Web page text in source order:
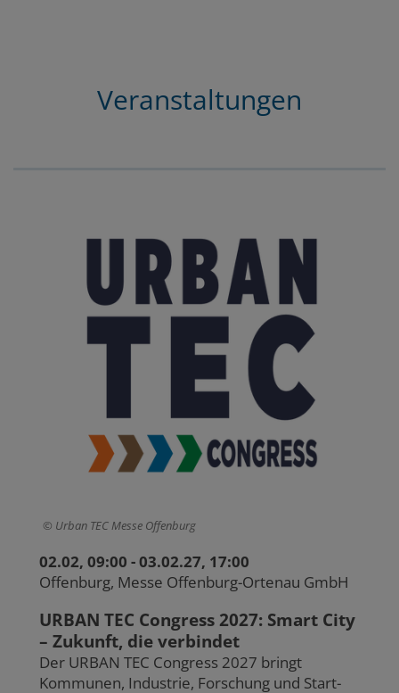
Veranstaltungen
Urban TEC Messe Offenburg
02.02, 09:00 - 03.02.27, 17:00
Offenburg, Messe Offenburg-Ortenau GmbH
URBAN TEC Congress 2027: Smart City
– Zukunft, die verbindet
Der URBAN TEC Congress 2027 bringt
Kommunen, Industrie, Forschung und Start-